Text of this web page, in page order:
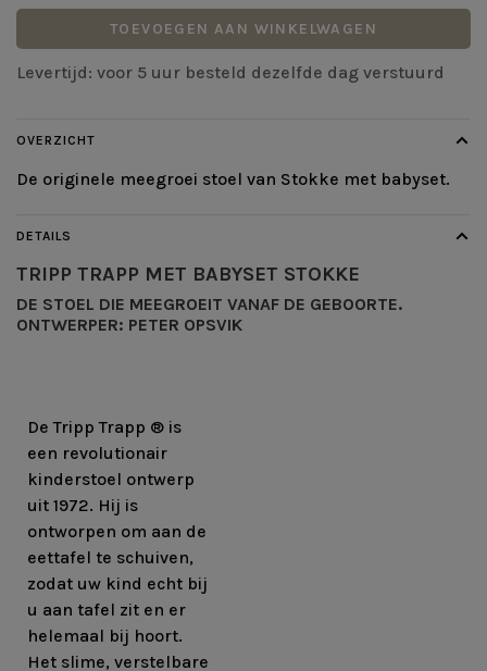
TOEVOEGEN AAN WINKELWAGEN
Levertijd: voor 5 uur besteld dezelfde dag verstuurd
OVERZICHT
De originele meegroei stoel van Stokke met babyset.
DETAILS
TRIPP TRAPP MET BABYSET STOKKE
DE STOEL DIE MEEGROEIT VANAF DE GEBOORTE.
ONTWERPER: PETER OPSVIK
De Tripp Trapp ® is
een revolutionair
kinderstoel ontwerp
uit 1972. Hij is
ontworpen om aan de
eettafel te schuiven,
zodat uw kind echt bij
u aan tafel zit en er
helemaal bij hoort.
Het slime, verstelbare